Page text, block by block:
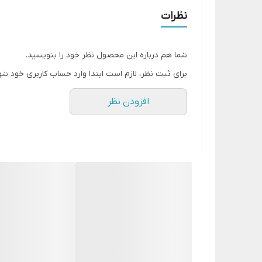
ظرفیت کاسه _2لیتر📌
نظرات
شما هم درباره این محصول نظر خود را بنویسید.
برای ثبت نظر، لازم است ابتدا وارد حساب کاربری خود
افزودن نظر